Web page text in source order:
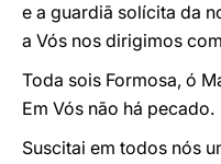
e a guardiã solícita da
a Vós nos dirigimos
Toda sois Formosa, ó
Em Vós não há pecado.
Suscitai em todos nós